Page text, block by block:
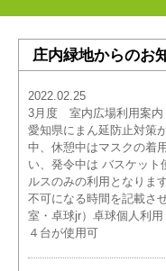
庄内緑地からの
2022.02.25
3月度 室内広場利用案内
愛知県にまん延防止対策
中、休憩中はマスクの着
い、発令中は バスケッ
ルスのみの利用となりま
不可になる時間を記載さ
室・卓球jr）卓球個人利
４台が使用可